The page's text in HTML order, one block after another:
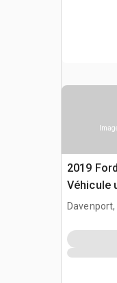
2019
Véhicule
Davenport,